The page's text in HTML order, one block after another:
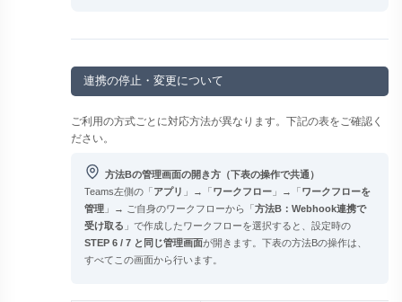
連携の停止・変更について
ご利用の方式ごとに対応方法が異なります。下記の表をご確認く
ださい。
方法Bの管理画面の開き方（下表の操作で共通）
Teams左側の「アプリ 」→「ワークフロー 」→「ワークフローを
管理 」→ ご自身のワークフローから「方法B：Webhook連携で
受け取る 」で作成したワークフローを選択すると、設定時の
STEP 6 / 7 と同じ管理画面が開きます。下表の方法Bの操作は、
すべてこの画面から行います。